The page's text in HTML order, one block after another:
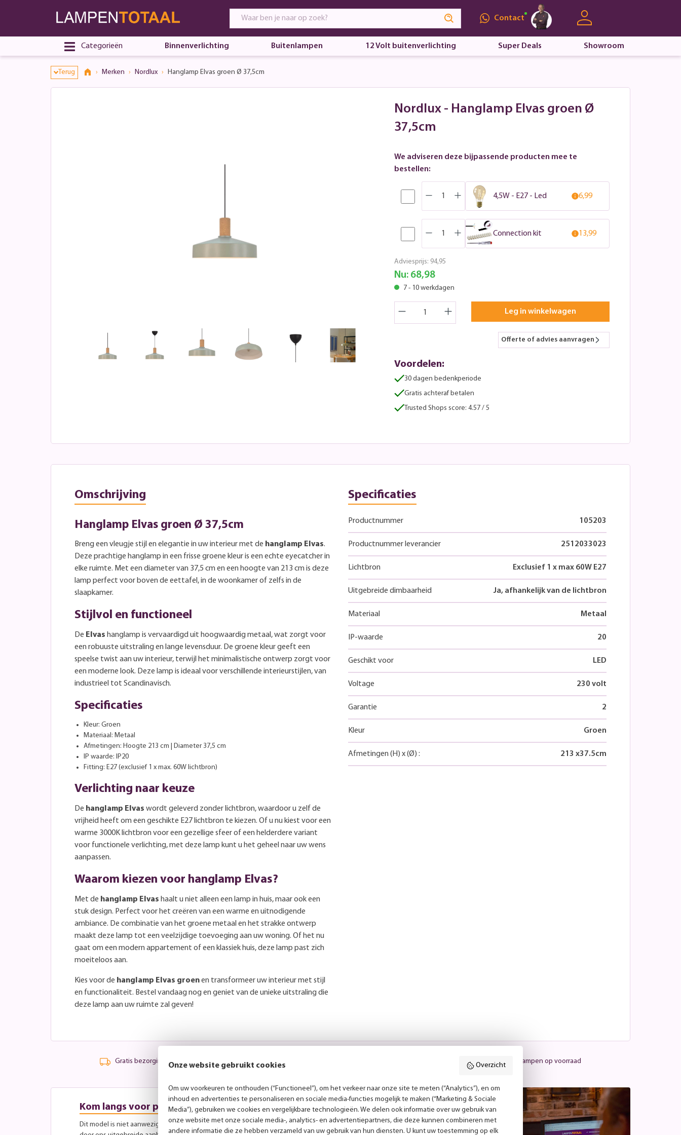
Contact
Categorieën Binnenverlichting Buitenlampen 12 Volt buitenverlichting Super Deals Showroom
Terug Merken Nordlux Hanglamp Elvas groen Ø 37,5cm
Nordlux - Hanglamp Elvas groen Ø
37,5cm
We adviseren deze bijpassende producten mee te
bestellen:
4,5W - E27 - Led 6,99
Connection kit 13,99
Adviesprijs: 94,95
Nu: 68,98
7 - 10 werkdagen
Leg in winkelwagen
Offerte of advies aanvragen
Voordelen:
30 dagen bedenkperiode
Gratis achteraf betalen
Trusted Shops score: 4.57 / 5
Omschrijving
Hanglamp Elvas groen Ø 37,5cm
Breng een vleugje stijl en elegantie in uw interieur met de hanglamp Elvas.
Deze prachtige hanglamp in een frisse groene kleur is een echte eyecatcher in
elke ruimte. Met een diameter van 37,5 cm en een hoogte van 213 cm is deze
lamp perfect voor boven de eettafel, in de woonkamer of zelfs in de
slaapkamer.
Stijlvol en functioneel
De Elvas hanglamp is vervaardigd uit hoogwaardig metaal, wat zorgt voor
een robuuste uitstraling en lange levensduur. De groene kleur geeft een
speelse twist aan uw interieur, terwijl het minimalistische ontwerp zorgt voor
een moderne look. Deze lamp is ideaal voor verschillende interieurstijlen, van
industrieel tot Scandinavisch.
Specificaties
Kleur: Groen
Materiaal: Metaal
Afmetingen: Hoogte 213 cm | Diameter 37,5 cm
IP waarde: IP20
Fitting: E27 (exclusief 1 x max. 60W lichtbron)
Verlichting naar keuze
De hanglamp Elvas wordt geleverd zonder lichtbron, waardoor u zelf de
vrijheid heeft om een geschikte E27 lichtbron te kiezen. Of u nu kiest voor een
warme 3000K lichtbron voor een gezellige sfeer of een helderdere variant
voor functionele verlichting, met deze lamp kunt u het geheel naar uw wens
aanpassen.
Waarom kiezen voor hanglamp Elvas?
Met de hanglamp Elvas haalt u niet alleen een lamp in huis, maar ook een
stuk design. Perfect voor het creëren van een warme en uitnodigende
ambiance. De combinatie van het groene metaal en het strakke ontwerp
maakt deze lamp tot een veelzijdige toevoeging aan uw woning. Of het nu
gaat om een modern appartement of een klassiek huis, deze lamp past zich
moeiteloos aan.
Kies voor de hanglamp Elvas groenen transformeer uw interieur met stijl
en functionaliteit. Bestel vandaag nog en geniet van de unieke uitstraling die
deze lamp aan uw ruimte zal geven!
Specificaties
Productnummer 105203
Productnummer leverancier 2512033023
Lichtbron Exclusief 1 x max 60W E27
Uitgebreide dimbaarheid Ja, afhankelijk van de lichtbron
Materiaal Metaal
IP-waarde 20
Geschikt voor LED
Voltage 230 volt
Garantie 2
Kleur Groen
Afmetingen (H) x(Ø) : 213 x37.5cm
Gratis bezorging vanaf 99,- Meer dan 25.000 lampen op voorraad
Kom langs voor persoonlijk advies
Dit model is niet aanwezig in onze showroom, maar laat je gerust inspireren
Onze website gebruikt cookies Overzicht
Om uw voorkeuren te onthouden (“Functioneel”), om het verkeer naar onze site te meten (“Analytics”), en om
inhoud en advertenties te personaliseren en sociale media-functies mogelijk te maken (“Marketing & Sociale
Media”), gebruiken we cookies en vergelijkbare technologieën. We delen ook informatie over uw gebruik van
onze website met onze sociale media-, analytics- en advertentiepartners, die deze kunnen combineren met
andere informatie die ze hebben verzameld van uw gebruik van hun diensten. U kunt uw toestemming op elk